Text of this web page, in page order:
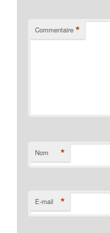
Commentaire *
Nom *
E-mail *